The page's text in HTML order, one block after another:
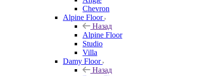
Chevron
Alpine Floor
Назад
Alpine Floor
Studio
Villa
Damy Floor
Назад